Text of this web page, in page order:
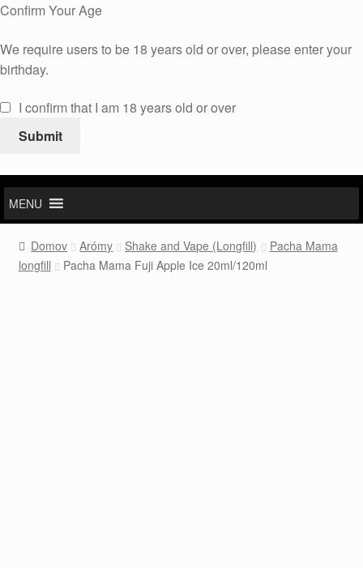
Confirm Your Age
We require users to be 18 years old or over, please enter your
birthday.
I confirm that I am 18 years old or over
Submit
MENU
Domov Arómy Shake and Vape (Longfill)
Pacha Mama
longfill
Pacha Mama Fuji Apple Ice 20ml/120ml